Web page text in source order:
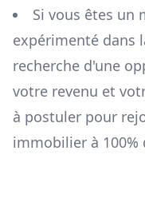
Si vous êtes un
expérimenté dans
recherche d'une
votre revenu et
à postuler pour
immobilier à 100%